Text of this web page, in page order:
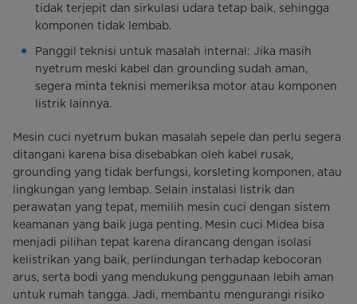
tidak terjepit dan sirkulasi udara tetap baik, sehingga
komponen tidak lembab.
Panggil teknisi untuk masalah internal: Jika masih
nyetrum meski kabel dan grounding sudah aman,
segera minta teknisi memeriksa motor atau komponen
listrik lainnya.
Mesin cuci nyetrum bukan masalah sepele dan perlu segera
ditangani karena bisa disebabkan oleh kabel rusak,
grounding yang tidak berfungsi, korsleting komponen, atau
lingkungan yang lembap. Selain instalasi listrik dan
perawatan yang tepat, memilih mesin cuci dengan sistem
keamanan yang baik juga penting. Mesin cuci Midea bisa
menjadi pilihan tepat karena dirancang dengan isolasi
kelistrikan yang baik, perlindungan terhadap kebocoran
arus, serta bodi yang mendukung penggunaan lebih aman
untuk rumah tangga. Jadi, membantu mengurangi risiko